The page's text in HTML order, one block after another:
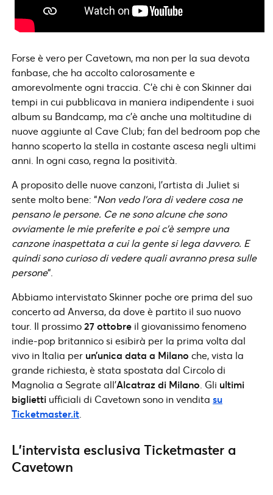
Forse è vero per Cavetown, ma non per la sua devota
fanbase, che ha accolto calorosamente e
amorevolmente ogni traccia. C’è chi è con Skinner dai
tempi in cui pubblicava in maniera indipendente i suoi
album su Bandcamp, ma c’è anche una moltitudine di
nuove aggiunte al Cave Club; fan del bedroom pop che
hanno scoperto la stella in costante ascesa negli ultimi
anni. In ogni caso, regna la positività.
A proposito delle nuove canzoni, l’artista di Juliet si
sente molto bene: “Non vedo l’ora di vedere cosa ne
pensano le persone. Ce ne sono alcune che sono
ovviamente le mie preferite e poi c’è sempre una
canzone inaspettata a cui la gente si lega davvero. E
quindi sono curioso di vedere quali avranno presa sulle
persone“.
Abbiamo intervistato Skinner poche ore prima del suo
concerto ad Anversa, da dove è partito il suo nuovo
tour. Il prossimo27 ottobre il giovanissimo fenomeno
indie-pop britannico si esibirà per la prima volta dal
vivo in Italia per un’unica data a Milano che, vista la
grande richiesta, è stata spostata dal Circolo di
Magnolia a Segrate all’Alcatraz di Milano . Gli ultimi
biglietti ufficiali di Cavetown sono in vendita su
Ticketmaster.it
L’intervista esclusiva Ticketmaster a
Cavetown